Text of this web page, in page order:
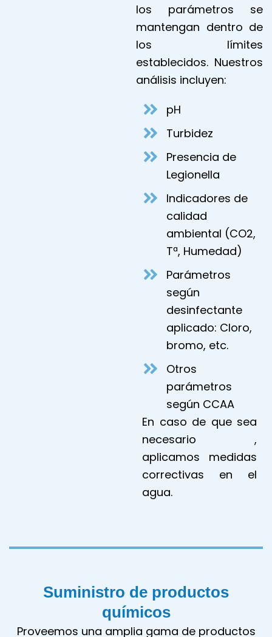
los parámetros se
mantengan dentro de
los límites
establecidos. Nuestros
análisis incluyen:
pH
Turbidez
Presencia de
Legionella
Indicadores de
calidad
ambiental (CO2,
Tª, Humedad)
Parámetros
según
desinfectante
aplicado: Cloro,
bromo, etc.
Otros
parámetros
según CCAA
En caso de que sea
necesario ,
aplicamos medidas
correctivas en el
agua.
Suministro de productos
químicos
Proveemos una amplia gama de productos